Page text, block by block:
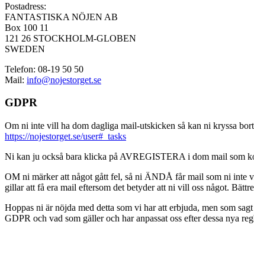
Postadress:
FANTASTISKA NÖJEN AB
Box 100 11
121 26 STOCKHOLM-GLOBEN
SWEDEN
Telefon: 08-19 50 50
Mail: info@nojestorget.se
GDPR
Om ni inte vill ha dom dagliga mail-utskicken så kan ni kryssa
https://nojestorget.se/user#_tasks
Ni kan ju också bara klicka på AVREGISTERA i dom mail som
OM ni märker att något gått fel, så ni ÄNDÅ får mail som ni inte
gillar att få era mail eftersom det betyder att ni vill oss något.
Hoppas ni är nöjda med detta som vi har att erbjuda, men som
GDPR och vad som gäller och har anpassat oss efter dessa nya